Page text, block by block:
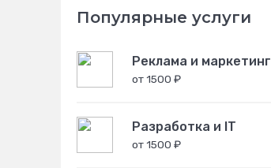
Популярные услуги
Реклама и маркетинг
от 1500 ₽
Разработка и IT
от 1500 ₽